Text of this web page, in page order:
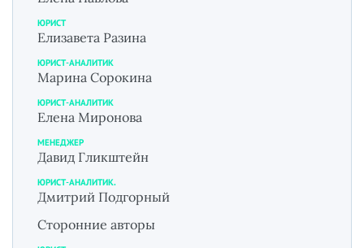
ЮРИСТ
Елизавета Разина
ЮРИСТ-АНАЛИТИК
Марина Сорокина
ЮРИСТ-АНАЛИТИК
Елена Миронова
МЕНЕДЖЕР
Давид Гликштейн
ЮРИСТ-АНАЛИТИК.
Дмитрий Подгорный
Сторонние авторы